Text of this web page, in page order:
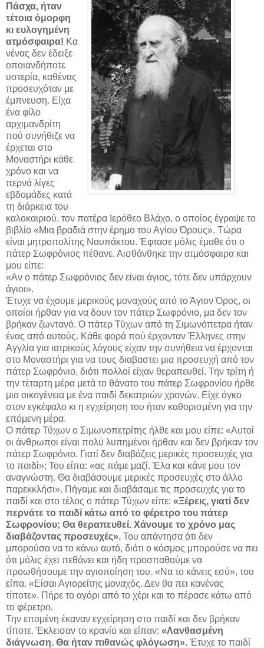
Πάσχα, ήταν
τέτοια όμορφη
κι ευλογημένη
ατμόσφαιρα! Κα
νένας δεν έδειξε
οποιανδήποτε
υστερία, καθένας
προσευχόταν με
έμπνευση. Είχα
ένα φίλο
αρχιμανδρίτη
πού συνήθιζε να
έρχεται στο
Μοναστήρι κάθε
χρόνο και να
περνά λίγες
εβδομάδες κατά
τη διάρκεια του
καλοκαιριού, τον πατέρα Ιερόθεο Βλάχο, ο οποίος έγραψε το
βιβλίο «Μια βραδιά στην έρημο του Αγίου Όρους». Τώρα
είναι μητροπολίτης Ναυπάκτου. Έφτασε μόλις έμαθε ότι ο
πάτερ Σωφρόνιος πέθανε. Αισθάνθηκε την ατμόσφαιρα και
μου είπε:
«Αν ο πάτερ Σωφρόνιος δεν είναι άγιος, τότε δεν υπάρχουν
άγιοι».
Έτυχε να έχουμε μερικούς μοναχούς από το Άγιον Όρος, οι
οποίοι ήρθαν για να δουν τον πάτερ Σωφρόνιο, μα δεν τον
βρήκαν ζωντανό. Ο πάτερ Τύχων από τη Σιμωνόπετρα ήταν
ένας από αυτούς. Κάθε φορά πού έρχονταν Έλληνες στην
Αγγλία για ιατρικούς λόγους είχαν την συνήθεια να έρχονται
στο Μοναστήρι για να τους διαβαστει μια προσευχή από τον
πάτερ Σωφρόνιο, διότι πολλοί είχαν θεραπευθεί. Την τρίτη ή
την τέταρτη μέρα μετά το θάνατο του πάτερ Σωφρονίου ήρθε
μια οικογένεια με ένα παιδί δεκατριών χρονών. Είχε όγκο
στον εγκέφαλο κι η εγχείρηση του ήταν καθορισμένη για την
επόμενη μέρα.
Ο πάτερ Τύχων ο Σιμωνοπετρίτης ήλθε και μου είπε: «Αυτοί
οι άνθρωποι είναι πολύ λυπημένοι ήρθαν και δεν βρήκαν τον
πάτερ Σωφρόνιο. Γιατί δεν διαβάζεις μερικές προσευχές για
το παιδί»; Του είπα: «ας πάμε μαζί. Έλα και κάνε μου τον
αναγνώστη. Θα διαβάσουμε μερικές προσευχές στο άλλο
παρεκκλήσι». Πήγαμε και διαβάσαμε τις προσευχές για το
παιδί και στο τέλος ο πάτερ Τύχων είπε: «Ξέρεις, γιατί δεν
περνάτε το παιδί κάτω από το φέρετρο του πάτερ
Σωφρονίου; Θα θεραπευθεί. Χάνουμε το χρόνο μας
διαβάζοντας προσευχές». Του απάντησα ότι δεν
μπορούσα να το κάνω αυτό, διότι ο κόσμος μπορούσε να πει
ότι μόλις έχει πεθάνει και ήδη προσπαθούμε να
προωθήσουμε την αγιοποίηση του. «Να το κάνεις εσύ», του
είπα. «Είσαι Αγιορείτης μοναχός. Δεν θα πει κανένας
τίποτε». Πήρε το αγόρι από το χέρι και το πέρασε κάτω από
το φέρετρο.
Την επομένη έκαναν εγχείρηση στο παιδί και δεν βρήκαν
τίποτε. Έκλεισαν το κρανίο και είπαν: «Λανθασμένη
διάγνωση. Θα ήταν πιθανώς φλόγωση». Έτυχε το παιδί